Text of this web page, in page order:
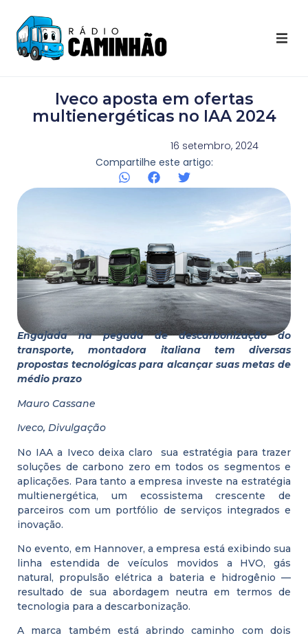
Destaques Youtube
Galeria de Fotos
Agenda
Contato
Iveco aposta em ofertas
multienergéticas no IAA 2024
16 setembro, 2024
Compartilhe este artigo:
Engajada na pegada de descarbonização do
transporte, montadora italiana tem diversas
propostas tecnológicas para alcançar suas metas de
médio prazo
Mauro Cassane
Iveco, Divulgação
No IAA a Iveco deixa claro sua estratégia para trazer
soluções de carbono zero em todos os segmentos e
aplicações. Para tanto a empresa investe na estratégia
multienergética, um ecossistema crescente de
parceiros com um portfólio de serviços integrados e
inovação.
No evento, em Hannover, a empresa está exibindo sua
linha estendida de veículos movidos a HVO, gás
natural, propulsão elétrica a bateria e hidrogênio —
resultado de sua abordagem neutra em termos de
tecnologia para a descarbonização.
A marca também está abrindo caminho com dois